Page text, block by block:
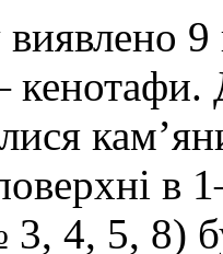
9
поверхні
4, 5, 8)